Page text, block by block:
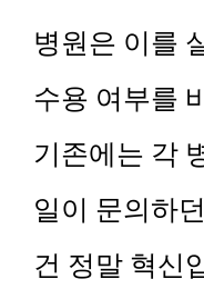
병원은 이를
수용 여부를
기존에는 각
일이 문의하
건 정말 혁신